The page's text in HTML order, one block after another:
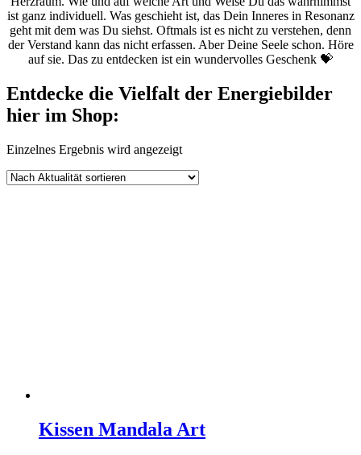
ist ganz individuell. Was geschieht ist, das Dein Inneres in Resonanz
geht mit dem was Du siehst. Oftmals ist es nicht zu verstehen, denn
der Verstand kann das nicht erfassen. Aber Deine Seele schon. Höre
auf sie. Das zu entdecken ist ein wundervolles Geschenk 💝
Entdecke die Vielfalt der Energiebilder
hier im Shop:
Einzelnes Ergebnis wird angezeigt
Kissen Mandala Art